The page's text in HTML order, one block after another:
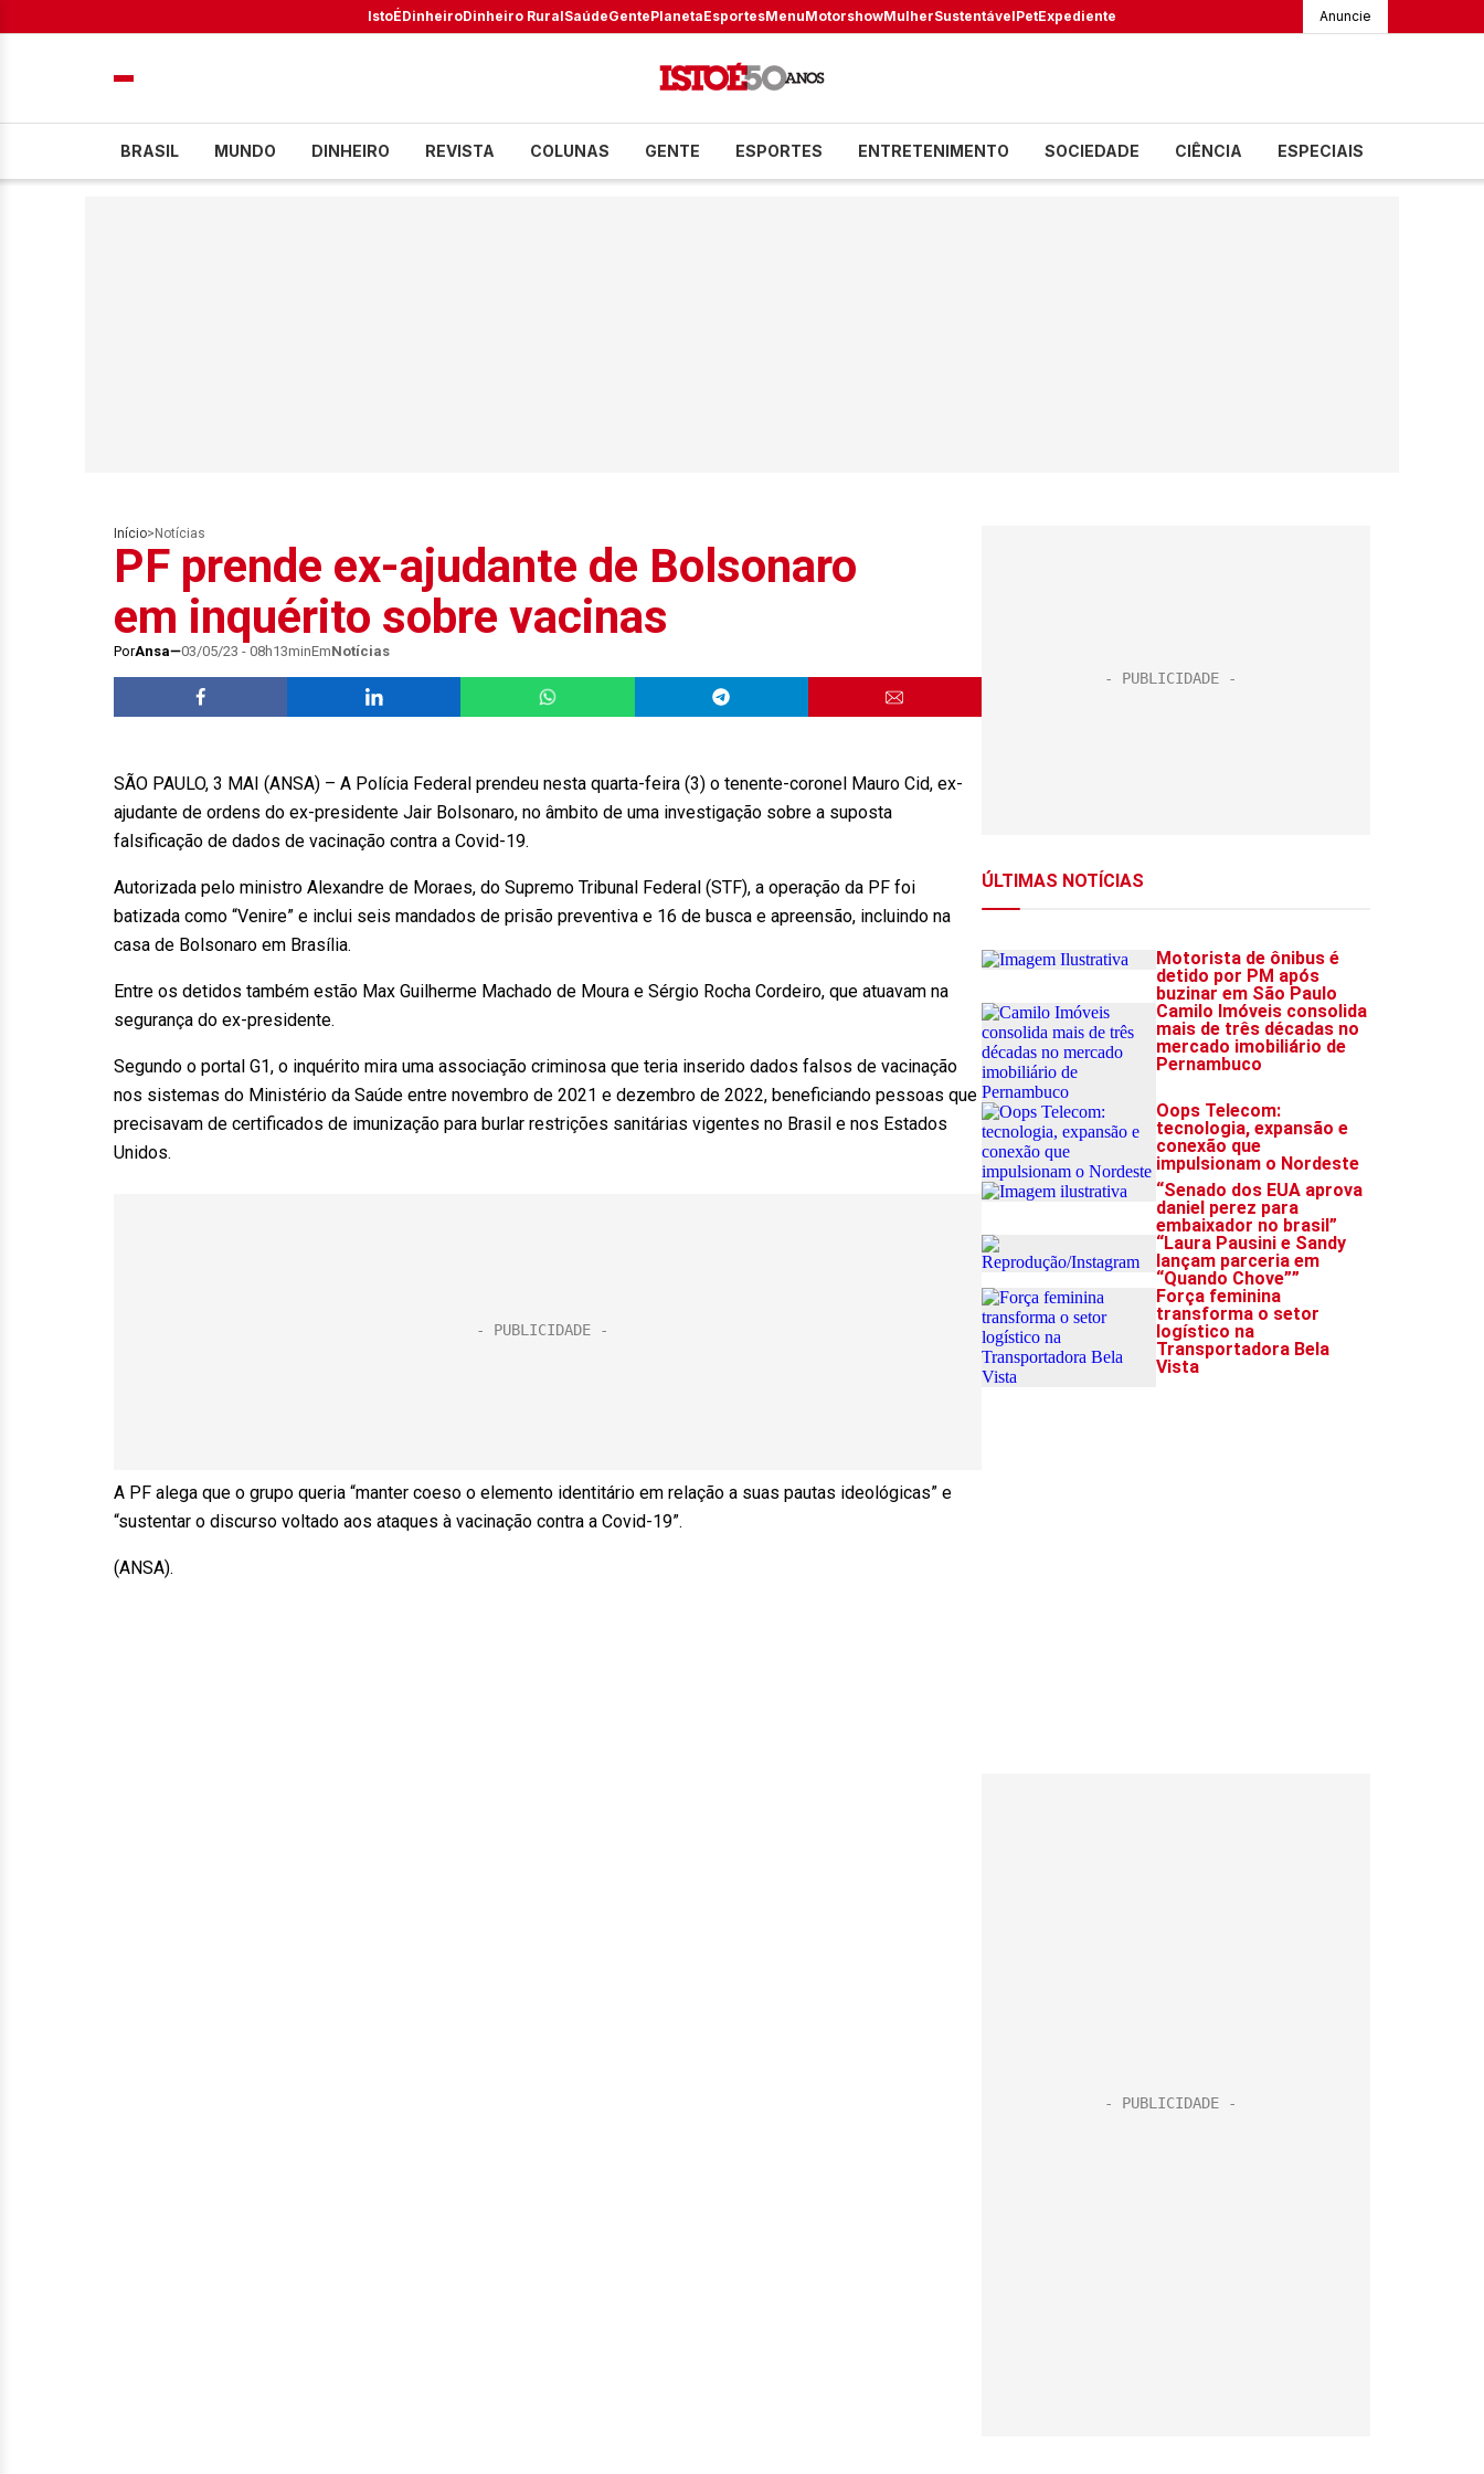
IstoÉDinheiroDinheiro RuralSaúdeGentePlanetaEsportesMenuMotorshowMulherSustentávelPetExpediente Anuncie
BRASIL MUNDO DINHEIRO REVISTA COLUNAS GENTE ESPORTES ENTRETENIMENTO SOCIEDADE CIÊNCIA ESPECIAIS
Início> Notícias
PF prende ex-ajudante de Bolsonaro
em inquérito sobre vacinas
PorAnsa 03/05/23 - 08h13minEmNotícias
SÃO PAULO, 3 MAI (ANSA) – A Polícia Federal prendeu nesta quarta-feira (3) o tenente-coronel Mauro Cid, ex-
ajudante de ordens do ex-presidente Jair Bolsonaro, no âmbito de uma investigação sobre a suposta
falsificação de dados de vacinação contra a Covid-19.
Autorizada pelo ministro Alexandre de Moraes, do Supremo Tribunal Federal (STF), a operação da PF foi
batizada como “Venire” e inclui seis mandados de prisão preventiva e 16 de busca e apreensão, incluindo na
casa de Bolsonaro em Brasília.
Entre os detidos também estão Max Guilherme Machado de Moura e Sérgio Rocha Cordeiro, que atuavam na
segurança do ex-presidente.
Segundo o portal G1, o inquérito mira uma associação criminosa que teria inserido dados falsos de vacinação
nos sistemas do Ministério da Saúde entre novembro de 2021 e dezembro de 2022, beneficiando pessoas que
precisavam de certificados de imunização para burlar restrições sanitárias vigentes no Brasil e nos Estados
Unidos.
A PF alega que o grupo queria “manter coeso o elemento identitário em relação a suas pautas ideológicas” e
“sustentar o discurso voltado aos ataques à vacinação contra a Covid-19”.
(ANSA).